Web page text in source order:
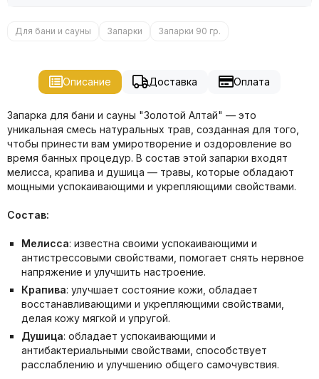
Для бани и сауны Запарки Запарки 90 гр.
Описание Доставка Оплата
Запарка для бани и сауны "Золотой Алтай" — это
уникальная смесь натуральных трав, созданная для того,
чтобы принести вам умиротворение и оздоровление во
время банных процедур. В состав этой запарки входят
мелисса, крапива и душица — травы, которые обладают
мощными успокаивающими и укрепляющими свойствами.
Состав:
Мелисса: известна своими успокаивающими и
антистрессовыми свойствами, помогает снять нервное
напряжение и улучшить настроение.
Крапива: улучшает состояние кожи, обладает
восстанавливающими и укрепляющими свойствами,
делая кожу мягкой и упругой.
Душица: обладает успокаивающими и
антибактериальными свойствами, способствует
расслаблению и улучшению общего самочувствия.